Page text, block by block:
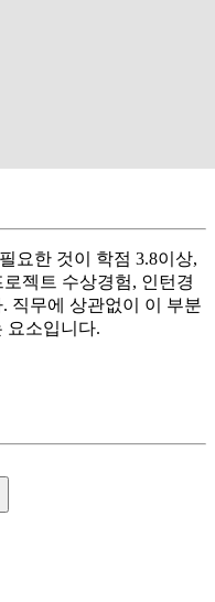
요한 것이 학점 3.8이상,
젝트 수상경험, 인턴경
직무에 상관없이 이 부분
요소입니다.